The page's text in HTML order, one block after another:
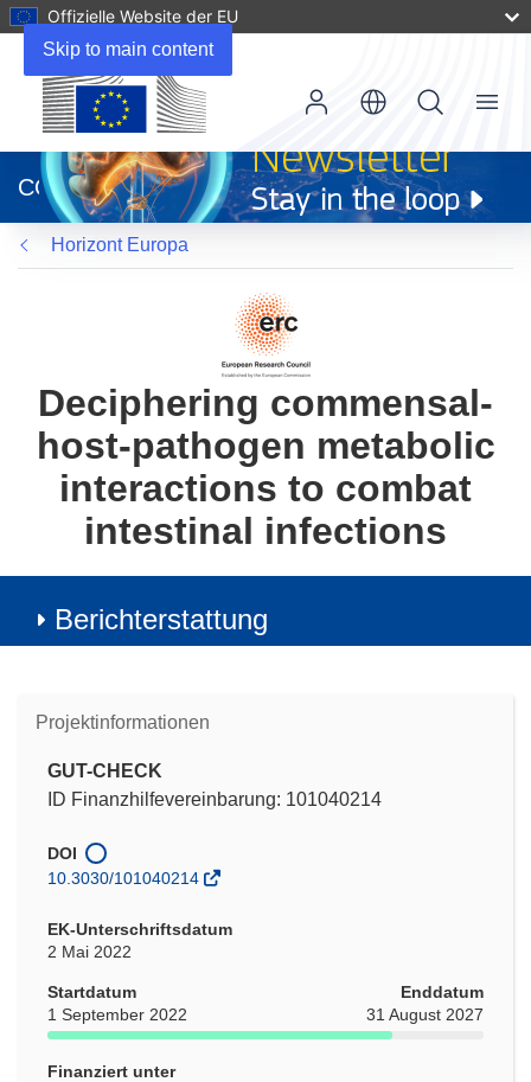
Skip to main content
Offizielle Website der EU
neuem
Fenster)
CORDIS
Menu
Horizont Europa
Deciphering commensal-
host-pathogen metabolic
interactions to combat
intestinal infections
Berichterstattung
Projektinformationen
GUT-CHECK
ID Finanzhilfevereinbarung: 101040214
DOI
10.3030/101040214
EK-Unterschriftsdatum
2 Mai 2022
Startdatum
1 September 2022
Enddatum
31 August 2027
Finanziert unter